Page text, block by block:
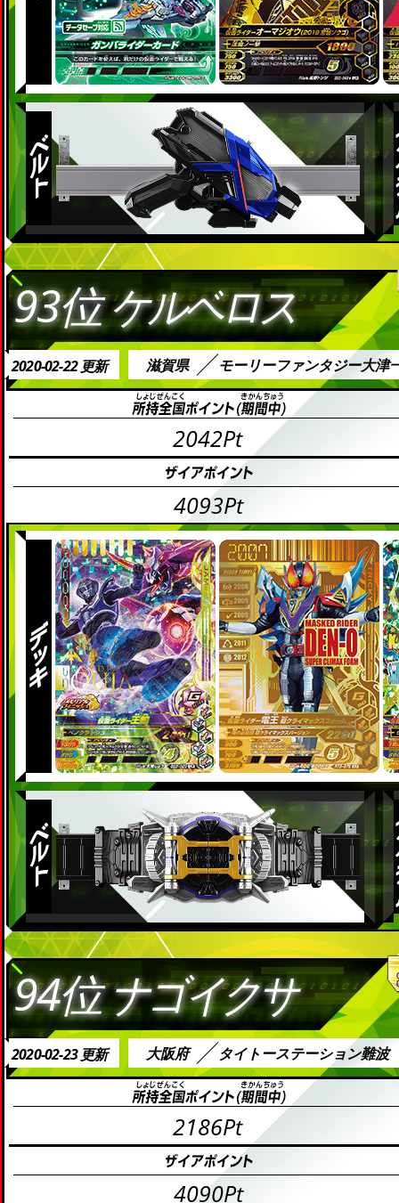
93位ケルベロス
2020-02-22 更新 滋賀県 モーリーファンタジー大津
2042Pt
4093Pt
94位ナゴイクサ
2020-02-23 更新 大阪府 タイトーステーション難波
2186Pt
4090Pt